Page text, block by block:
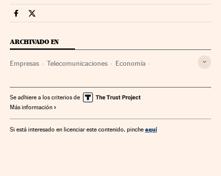
Companias Cinco Días en Facebook
Companias Cinco Días en Twitter
ARCHIVADO EN
Empresas Telecomunicaciones Economía
Se adhiere a los criterios de
Más información
Si está interesado en licenciar este contenido, pinche aquí